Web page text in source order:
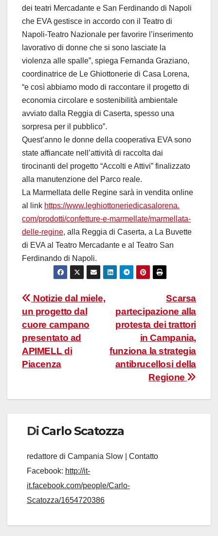
dei teatri Mercadante e San Ferdinando di Napoli
che EVA gestisce in accordo con il Teatro di
Napoli-Teatro Nazionale per favorire l’inserimento
lavorativo di donne che si sono lasciate la
violenza alle spalle”, spiega Fernanda Graziano,
coordinatrice de Le Ghiottonerie di Casa Lorena,
“e così abbiamo modo di raccontare il progetto di
economia circolare e sostenibilità ambientale
avviato dalla Reggia di Caserta, spesso una
sorpresa per il pubblico”.
Quest’anno le donne della cooperativa EVA sono
state affiancate nell’attività di raccolta dai
tirocinanti del progetto “Accolti e Attivi” finalizzato
alla manutenzione del Parco reale.
La Marmellata delle Regine sarà in vendita online
al link https://www. leghiottoneriedicasalorena.
com/prodotti/confetture-e-marmellate/marmellata-
delle-regine, alla Reggia di Caserta, a La Buvette
di EVA al Teatro Mercadante e al Teatro San
Ferdinando di Napoli.
Navigazione
articoli
Scarsa
partecipazione alla
protesta dei trattori
in Campania,
funziona la strategia
antibrucellosi della
Regione
Notizie dal miele,
un progetto dal
cuore campano
presentato ad
APIMELL di
Piacenza
Di Carlo Scatozza
redattore di Campania Slow | Contatto
Facebook: http://it-
it.facebook.com/people/Carlo-
Scatozza/1654720386